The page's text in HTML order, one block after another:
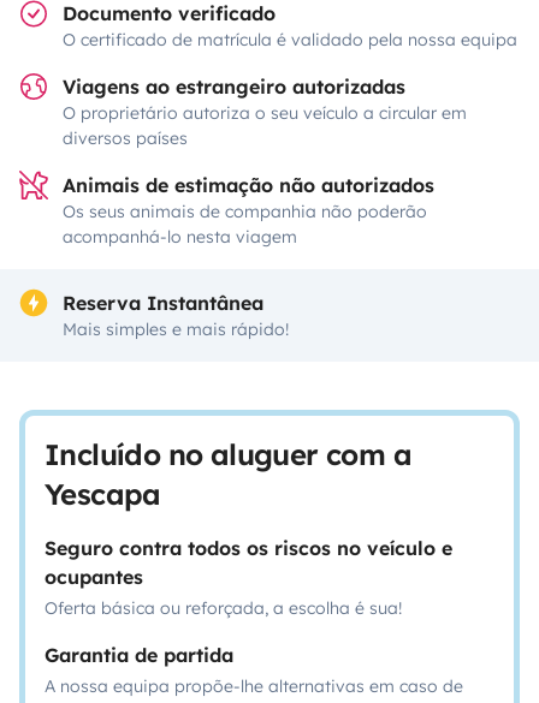
Documento verificado
O certificado de matrícula é validado pela nossa equipa
Viagens ao estrangeiro autorizadas
O proprietário autoriza o seu veículo a circular em
diversos países
Animais de estimação não autorizados
Os seus animais de companhia não poderão
acompanhá-lo nesta viagem
Reserva Instantânea
Mais simples e mais rápido!
Incluído no aluguer com a
Yescapa
Seguro contra todos os riscos no veículo e
ocupantes
Oferta básica ou reforçada, a escolha é sua!
Garantia de partida
A nossa equipa propõe-lhe alternativas em caso de